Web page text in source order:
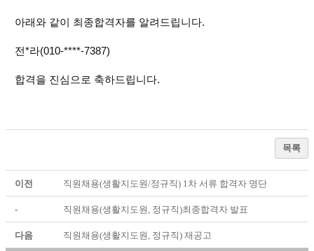
아래와 같이 최종합격자를 알려드립니다.
전*라(010-****-7387)
합격을 진심으로 축하드립니다.
목록
이전 직원채용(생활지도원/정규직) 1차 서류 합격자 명단
- 직원채용(생활지도원, 정규직)최종합격자 발표
다음 직원채용(생활지도원, 정규직) 재공고